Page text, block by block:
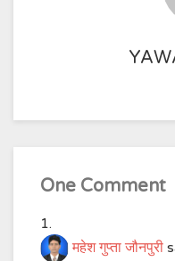
One Comment
महेश गुप्ता जौनपुरी